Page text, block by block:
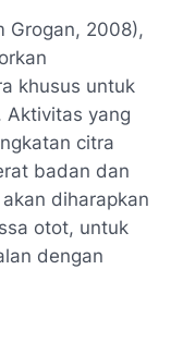
Grogan, 2008),
khusus untuk
Aktivitas yang
citra
badan dan
diharapkan
otot, untuk
dengan